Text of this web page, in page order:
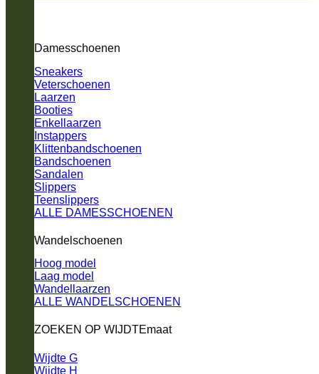
Damesschoenen
Sneakers
Veterschoenen
Laarzen
Booties
Enkellaarzen
Instappers
Klittenbandschoenen
Bandschoenen
Sandalen
Slippers
Teenslippers
ALLE DAMESSCHOENEN
Wandelschoenen
Hoog model
Laag model
Wandellaarzen
ALLE WANDELSCHOENEN
ZOEKEN OP WIJDTEmaat
Wijdte G
Wijdte H